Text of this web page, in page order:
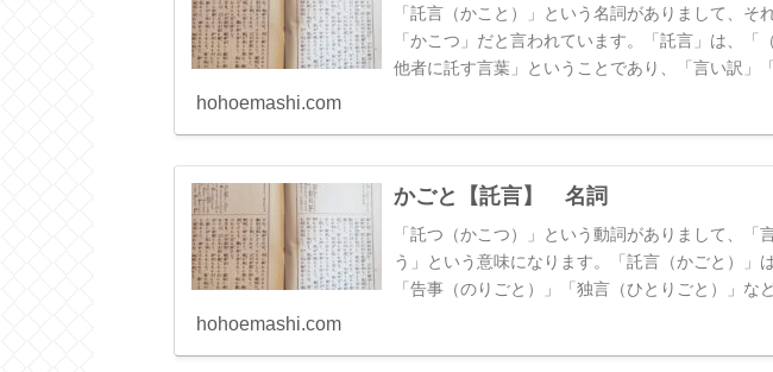
「託言（かこと）」という名詞がありまして、そ
「かこつ」だと言われています。「託言」は、「
他者に託す言葉」ということであり、「言い訳」
難」「言いがかり」などの意味になります。「か
hohoemashi.com
かごと【託言】 名詞
「託つ（かこつ）」という動詞がありまして、「
う」という意味になります。「託言（かごと）」
「告事（のりごと）」「独言（ひとりごと）」な
とりごつ」といった動詞になっていったように、
hohoemashi.com